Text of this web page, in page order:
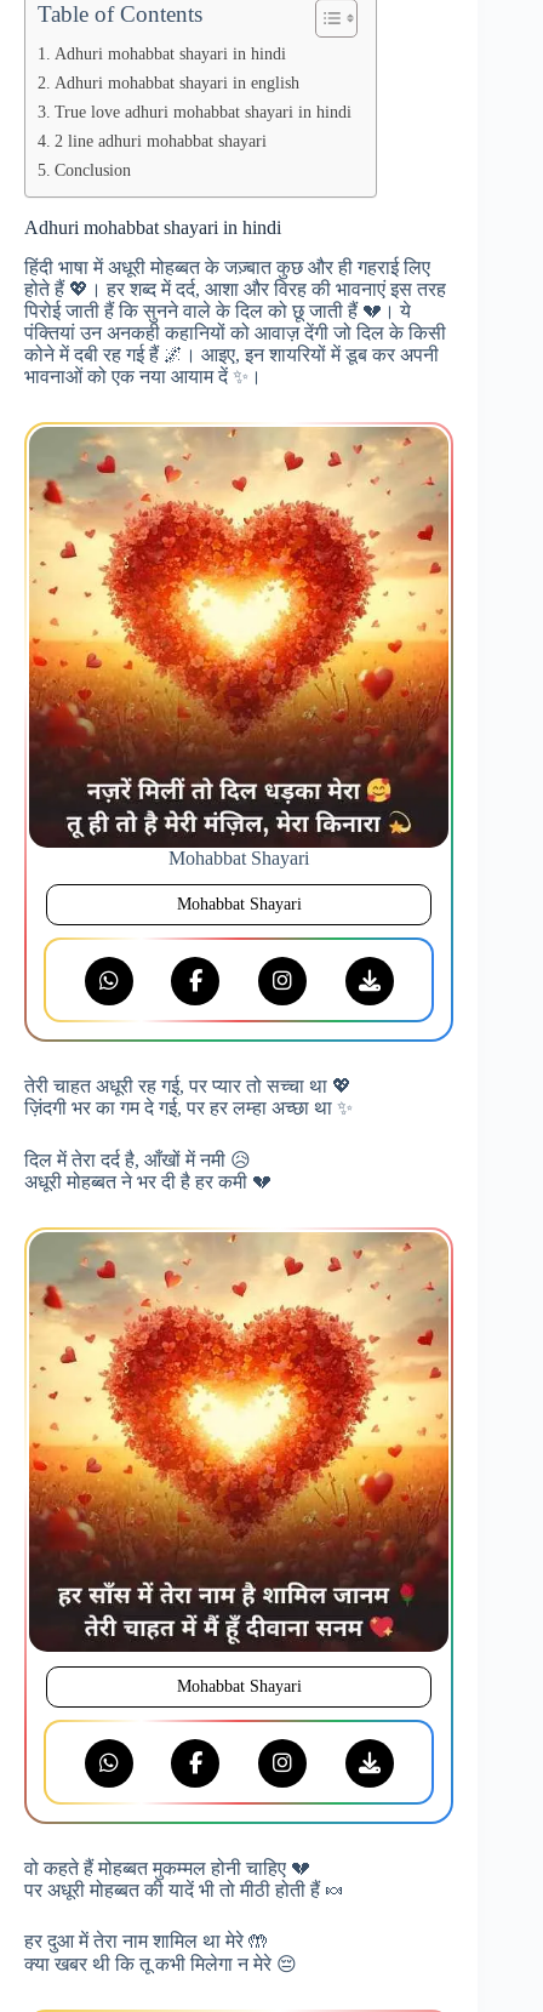
Table of Contents
Adhuri mohabbat shayari in hindi
Adhuri mohabbat shayari in english
True love adhuri mohabbat shayari in hindi
2 line adhuri mohabbat shayari
Conclusion
Adhuri mohabbat shayari in hindi
हिंदी भाषा में अधूरी मोहब्बत के जज़्बात कुछ और ही गहराई लिए
होते हैं 💖। हर शब्द में दर्द, आशा और विरह की भावनाएं इस तरह
पिरोई जाती हैं कि सुनने वाले के दिल को छू जाती हैं 💔। ये
पंक्तियां उन अनकही कहानियों को आवाज़ देंगी जो दिल के किसी
कोने में दबी रह गई हैं 🌌। आइए, इन शायरियों में डूब कर अपनी
भावनाओं को एक नया आयाम दें ✨।
Mohabbat Shayari
Mohabbat Shayari
तेरी चाहत अधूरी रह गई, पर प्यार तो सच्चा था 💖
ज़िंदगी भर का गम दे गई, पर हर लम्हा अच्छा था ✨
दिल में तेरा दर्द है, आँखों में नमी 😥
अधूरी मोहब्बत ने भर दी है हर कमी 💔
Mohabbat Shayari
वो कहते हैं मोहब्बत मुकम्मल होनी चाहिए 💔
पर अधूरी मोहब्बत की यादें भी तो मीठी होती हैं 🍬
हर दुआ में तेरा नाम शामिल था मेरे 🤲
क्या खबर थी कि तू कभी मिलेगा न मेरे 😔